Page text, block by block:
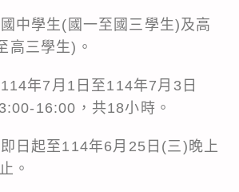
中學生(國一至國三學生)及高
高三學生)。
年7月1日至114年7月3日
16:00，共18小時。
日起至114年6月25日(三)晚上
。